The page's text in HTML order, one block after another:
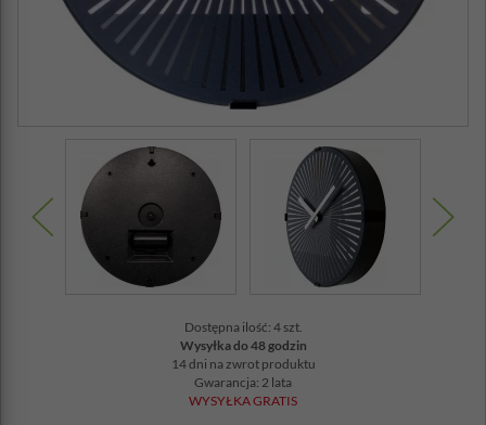
Dostępna ilość: 4 szt.
Wysyłka do 48 godzin
14 dni na zwrot produktu
Gwarancja: 2 lata
WYSYŁKA GRATIS